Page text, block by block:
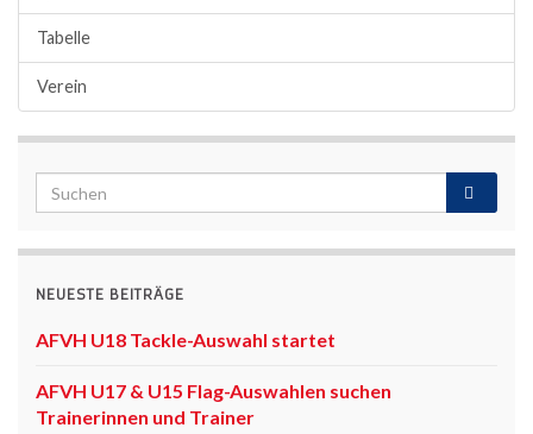
Tabelle
Verein
NEUESTE BEITRÄGE
AFVH U18 Tackle-Auswahl startet
AFVH U17 & U15 Flag-Auswahlen suchen
Trainerinnen und Trainer